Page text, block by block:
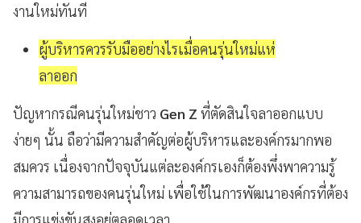
งานใหม่ทันที
ผู้บริหารควรรับมืออย่างไรเมื่อคนรุ่นใหม่แห่
ลาออก
ปัญหากรณีคนรุ่นใหม่ชาว Gen Z ที่ตัดสินใจลาออกแบบ
ง่ายๆ นั้น ถือว่ามีความสำคัญต่อผู้บริหารและองค์กรมากพอ
สมควร เนื่องจากปัจจุบันแต่ละองค์กรเองก็ต้องพึ่งพาความรู้
ความสามารถของคนรุ่นใหม่ เพื่อใช้ในการพัฒนาองค์กรที่ต้อง
มีการแข่งขันสูงอยู่ตลอดเวลา